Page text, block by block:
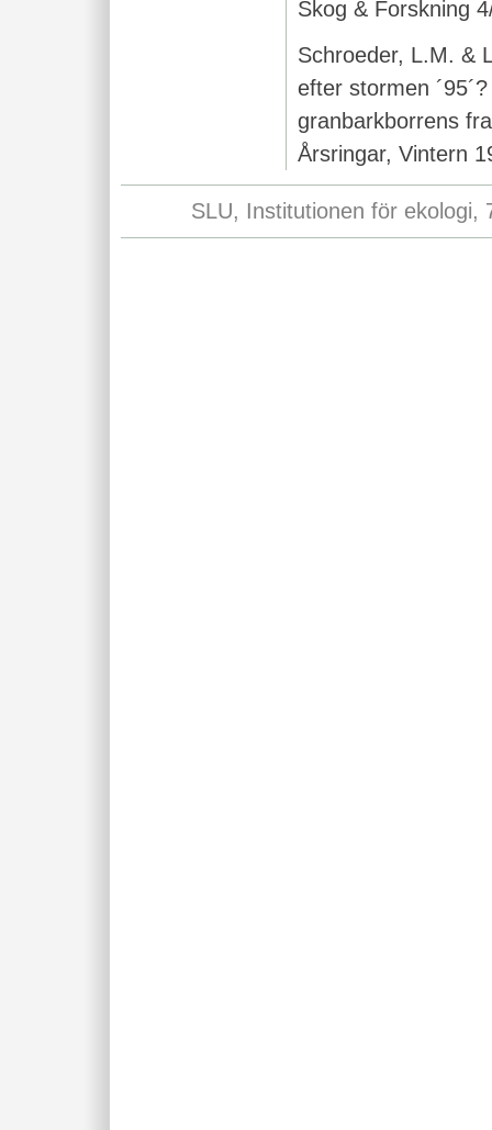
Skog & Forskning
Schroeder, L.M. &
efter stormen
granbarkborrens
Årsringar, Vintern
SLU, Institutionen för ekologi,